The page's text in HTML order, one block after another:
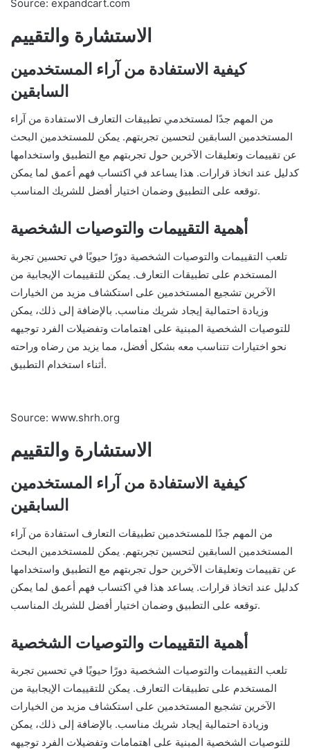
Source: expandcart.com
الاستشارة والتقييم
كيفية الاستفادة من آراء المستخدمين
السابقين
من المهم جدًا لمستخدمي تطبيقات التعارف الاستفادة من آراء
المستخدمين السابقين لتحسين تجربتهم. يمكن للمستخدمين البحث
عن تقييمات وتعليقات الآخرين حول تجربتهم مع التطبيق واستخدامها
كدليل عند اتخاذ قرارات. هذا يساعد في اكتساب فهم أعمق لما يمكن
توقعه على التطبيق وضمان اختيار أفضل للشريك المناسب.
أهمية التقييمات والتوصيات الشخصية
تلعب التقييمات والتوصيات الشخصية دورًا حيويًا في تحسين تجربة
المستخدم على تطبيقات التعارف. يمكن للتقييمات الإيجابية من
الآخرين تشجيع المستخدمين على استكشاف مزيد من الخيارات
وزيادة احتمالية إيجاد شريك مناسب. بالإضافة إلى ذلك، يمكن
للتوصيات الشخصية المبنية على اهتمامات وتفضيلات الفرد توجيهه
نحو اختيارات تتناسب معه بشكل أفضل، مما يزيد من رضاه وراحته
أثناء استخدام التطبيق.
Source: www.shrh.org
الاستشارة والتقييم
كيفية الاستفادة من آراء المستخدمين
السابقين
من المهم جدًا للمستخدمين تطبيقات التعارف استفادة من آراء
المستخدمين السابقين لتحسين تجربتهم. يمكن للمستخدمين البحث
عن تقييمات وتعليقات الآخرين حول تجربتهم مع التطبيق واستخدامها
كدليل عند اتخاذ قرارات. يساعد هذا في اكتساب فهم أعمق لما يمكن
توقعه على التطبيق وضمان اختيار أفضل للشريك المناسب.
أهمية التقييمات والتوصيات الشخصية
تلعب التقييمات والتوصيات الشخصية دورًا حيويًا في تحسين تجربة
المستخدم على تطبيقات التعارف. يمكن للتقييمات الإيجابية من
الآخرين تشجيع المستخدمين على استكشاف مزيد من الخيارات
وزيادة احتمالية إيجاد شريك مناسب. بالإضافة إلى ذلك، يمكن
للتوصيات الشخصية المبنية على اهتمامات وتفضيلات الفرد توجيهه